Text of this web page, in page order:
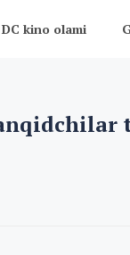
kino olami